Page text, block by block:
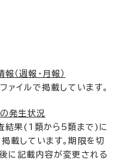
（週報・月報）
イルで掲載しています。
発生状況
結果(1類から5類まで)に
載しています。期限を切
に記載内容が変更される